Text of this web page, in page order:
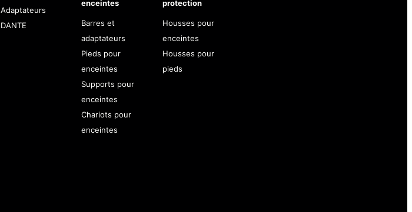
Adaptateurs
DANTE
enceintes
Barres et
adaptateurs
Pieds pour
enceintes
Supports pour
enceintes
Chariots pour
enceintes
protection
Housses pour
enceintes
Housses pour
pieds